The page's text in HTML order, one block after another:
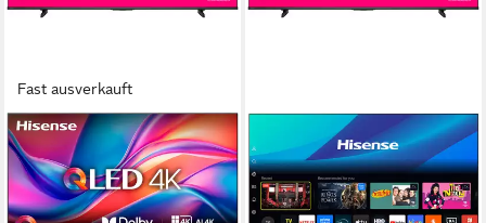
Fast ausverkauft
HISENSE
58E77Q QLED-Fernseher
146 cm/58 Zoll Diagonale
QLED Bildschirmtechnologie
4K Ultra HD Auflösung
58E7S QLED-Fernseher
146 cm/58 Zoll Diagonale
QLED Bildschirmtechnologie
4K Ultra HD Auflösung